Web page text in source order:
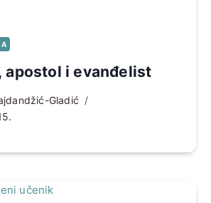
apostol i evanđelist
Gladić